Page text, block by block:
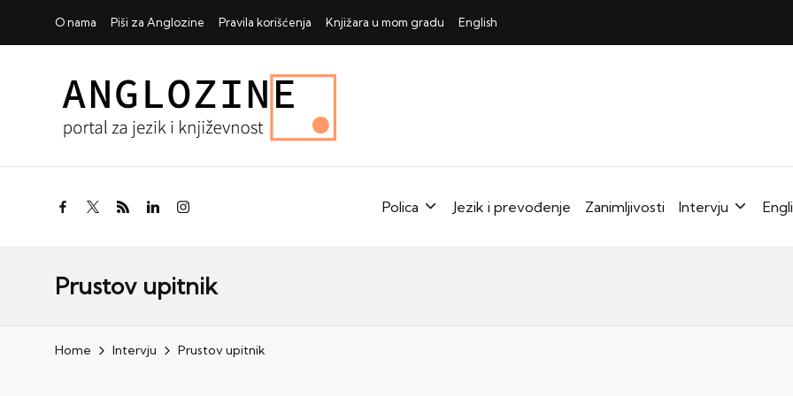
O nama Piši za Anglozine Pravila korišćenja Knjižara u mom gradu English
facebook.com
twitter.com
rss.comlinkedin.com
instagram.com Polica Jezik i prevođenje Zanimljivosti Intervju
Prustov upitnik
Home Intervju Prustov upitnik